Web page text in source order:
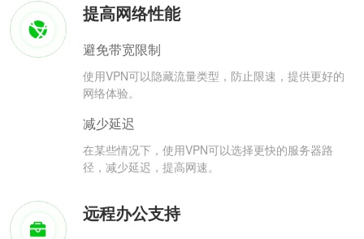
提高网络性能
避免带宽限制
使用VPN可以隐藏流量类型，防止限速，提供更好的
网络体验。
减少延迟
在某些情况下，使用VPN可以选择更快的服务器路
径，减少延迟，提高网速。
远程办公支持